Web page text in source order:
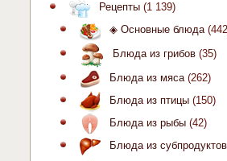
Рецепты (1 139)
◈ Основные блюда
Блюда из грибов (35)
Блюда из мяса(262)
Блюда из птицы (150)
Блюда из рыбы (42)
Блюда из субпродуктов